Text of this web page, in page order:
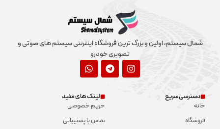
شمال سیستم، اولین و بزرگ ترین فروشگاه اینترنتی سیستم های صوتی و
تصویری خودرو
دسترسی سریع
خانه
فروشگاه
لینک های مفید
حریم خصوصی
تماس با پشتیبانی